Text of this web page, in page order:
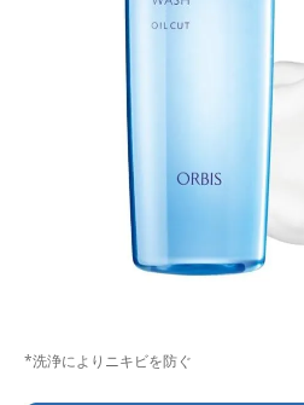
*洗浄によりニキビを防ぐ